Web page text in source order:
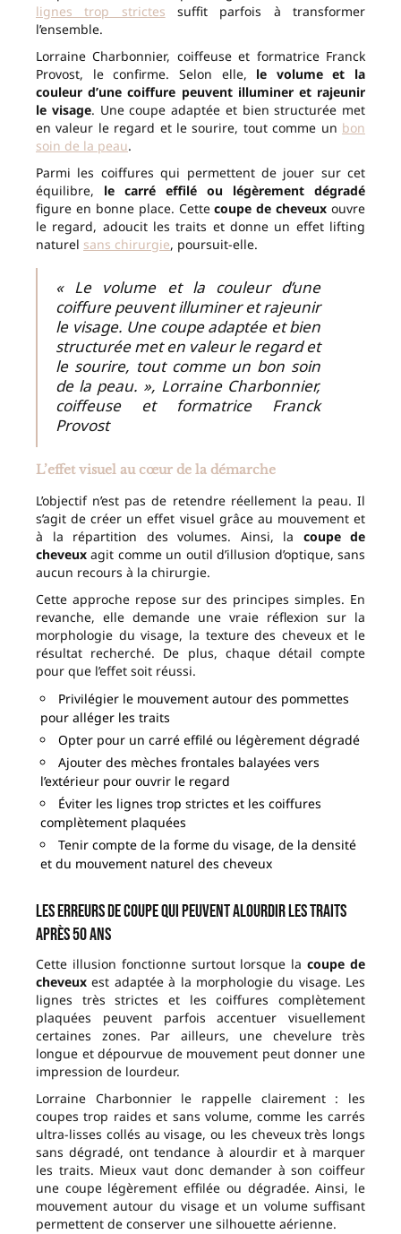
lignes trop strictes suffit parfois à transformer
l’ensemble.
Lorraine Charbonnier, coiffeuse et formatrice Franck
Provost, le confirme. Selon elle, le volume et la
couleur d’une coiffure peuvent illuminer et rajeunir
le visage. Une coupe adaptée et bien structurée met
en valeur le regard et le sourire, tout comme un bon
soin de la peau.
Parmi les coiffures qui permettent de jouer sur cet
équilibre, le carré effilé ou légèrement dégradé
figure en bonne place. Cettecoupe de cheveux ouvre
le regard, adoucit les traits et donne un effet lifting
naturel sans chirurgie, poursuit-elle.
« Le volume et la couleur d’une
coiffure peuvent illuminer et rajeunir
le visage. Une coupe adaptée et bien
structurée met en valeur le regard et
le sourire, tout comme un bon soin
de la peau. », Lorraine Charbonnier,
coiffeuse et formatrice Franck
Provost
L’effet visuel au cœur de la démarche
L’objectif n’est pas de retendre réellement la peau. Il
s’agit de créer un effet visuel grâce au mouvement et
à la répartition des volumes. Ainsi, la coupe de
cheveux agit comme un outil d’illusion d’optique, sans
aucun recours à la chirurgie.
Cette approche repose sur des principes simples. En
revanche, elle demande une vraie réflexion sur la
morphologie du visage, la texture des cheveux et le
résultat recherché. De plus, chaque détail compte
pour que l’effet soit réussi.
Privilégier le mouvement autour des pommettes
pour alléger les traits
Opter pour un carré effilé ou légèrement dégradé
Ajouter des mèches frontales balayées vers
l’extérieur pour ouvrir le regard
Éviter les lignes trop strictes et les coiffures
complètement plaquées
Tenir compte de la forme du visage, de la densité
et du mouvement naturel des cheveux
Les erreurs de coupe qui peuvent alourdir les traits
après 50 ans
Cette illusion fonctionne surtout lorsque lacoupe de
cheveux est adaptée à la morphologie du visage. Les
lignes très strictes et les coiffures complètement
plaquées peuvent parfois accentuer visuellement
certaines zones. Par ailleurs, une chevelure très
longue et dépourvue de mouvement peut donner une
impression de lourdeur.
Lorraine Charbonnier le rappelle clairement : les
coupes trop raides et sans volume, comme les carrés
ultra-lisses collés au visage, ou les cheveux très longs
sans dégradé, ont tendance à alourdir et à marquer
les traits. Mieux vaut donc demander à son coiffeur
une coupe légèrement effilée ou dégradée. Ainsi, le
mouvement autour du visage et un volume suffisant
permettent de conserver une silhouette aérienne.